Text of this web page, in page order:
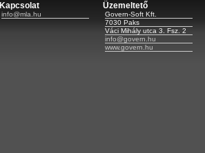
Kapcsolat
info@mla.hu
Üzemeltető
Govern-Soft Kft.
7030 Paks
Váci Mihály utca 3. Fsz. 2
info@govern.hu
www.govern.hu